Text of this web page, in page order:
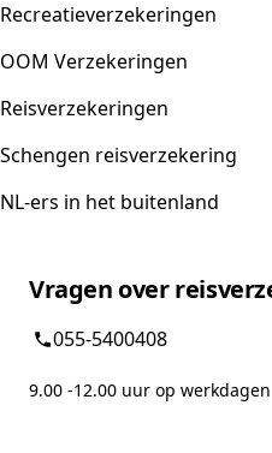
Recreatieverzekeringen
OOM Verzekeringen
Reisverzekeringen
Schengen reisverzekering
NL-ers in het buitenland
Vragen over
055-5400408
9.00 -12.00 uur op werkdagen